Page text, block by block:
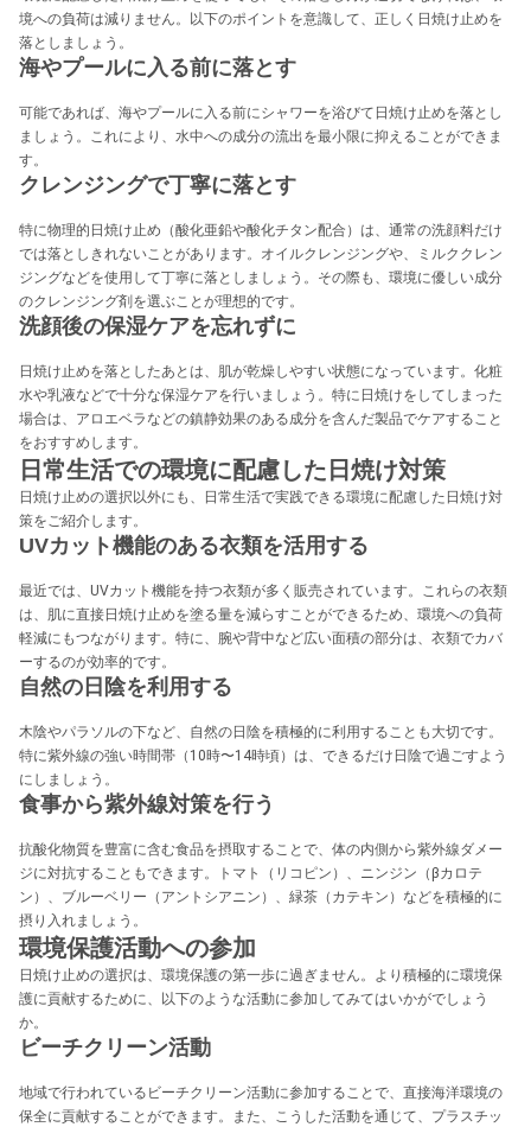
境への負荷は減りません。以下のポイントを意識して、正しく日焼け止めを
落としましょう。
海やプールに入る前に落とす
可能であれば、海やプールに入る前にシャワーを浴びて日焼け止めを落とし
ましょう。これにより、水中への成分の流出を最小限に抑えることができま
す。
クレンジングで丁寧に落とす
特に物理的日焼け止め（酸化亜鉛や酸化チタン配合）は、通常の洗顔料だけ
では落としきれないことがあります。オイルクレンジングや、ミルククレン
ジングなどを使用して丁寧に落としましょう。その際も、環境に優しい成分
のクレンジング剤を選ぶことが理想的です。
洗顔後の保湿ケアを忘れずに
日焼け止めを落としたあとは、肌が乾燥しやすい状態になっています。化粧
水や乳液などで十分な保湿ケアを行いましょう。特に日焼けをしてしまった
場合は、アロエベラなどの鎮静効果のある成分を含んだ製品でケアすること
をおすすめします。
日常生活での環境に配慮した日焼け対策
日焼け止めの選択以外にも、日常生活で実践できる環境に配慮した日焼け対
策をご紹介します。
UVカット機能のある衣類を活用する
最近では、UVカット機能を持つ衣類が多く販売されています。これらの衣類
は、肌に直接日焼け止めを塗る量を減らすことができるため、環境への負荷
軽減にもつながります。特に、腕や背中など広い面積の部分は、衣類でカバ
ーするのが効率的です。
自然の日陰を利用する
木陰やパラソルの下など、自然の日陰を積極的に利用することも大切です。
特に紫外線の強い時間帯（10時〜14時頃）は、できるだけ日陰で過ごすよう
にしましょう。
食事から紫外線対策を行う
抗酸化物質を豊富に含む食品を摂取することで、体の内側から紫外線ダメー
ジに対抗することもできます。トマト（リコピン）、ニンジン（βカロテ
ン）、ブルーベリー（アントシアニン）、緑茶（カテキン）などを積極的に
摂り入れましょう。
環境保護活動への参加
日焼け止めの選択は、環境保護の第一歩に過ぎません。より積極的に環境保
護に貢献するために、以下のような活動に参加してみてはいかがでしょう
か。
ビーチクリーン活動
地域で行われているビーチクリーン活動に参加することで、直接海洋環境の
保全に貢献することができます。また、こうした活動を通じて、プラスチッ